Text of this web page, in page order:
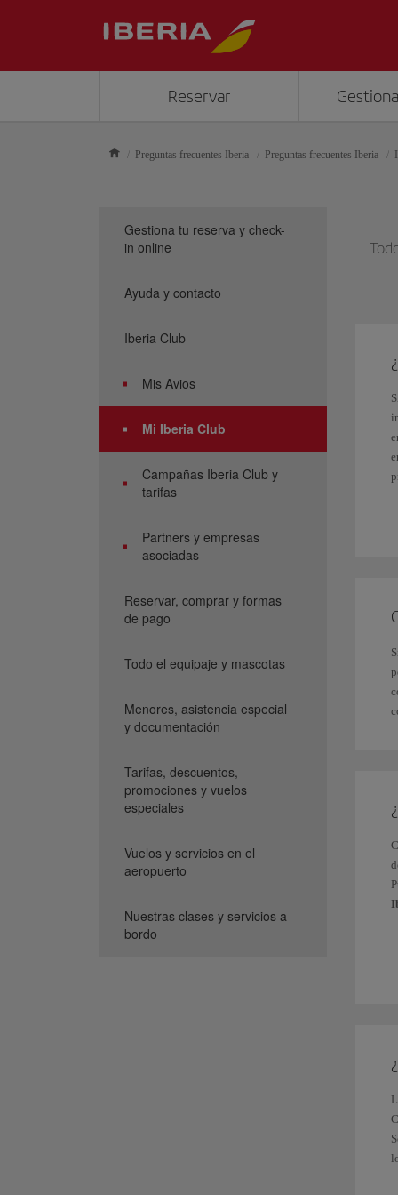
Reservar
Preguntas frecuentes Iberia Preguntas frecuentes Iberia
Gestiona tu reserva y check-
in online
Ayuda y contacto
Iberia Club
Mis Avios
Mi Iberia Club
Campañas Iberia Club y
tarifas
Partners y empresas
asociadas
Reservar, comprar y formas
de pago
Todo el equipaje y mascotas
Menores, asistencia especial
y documentación
Tarifas, descuentos,
promociones y vuelos
especiales
Vuelos y servicios en el
aeropuerto
Nuestras clases y servicios a
bordo